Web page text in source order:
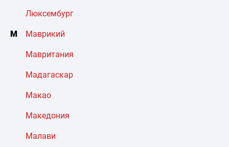
Люксембург
М Маврикий
Мавритания
Мадагаскар
Макао
Македония
Малави